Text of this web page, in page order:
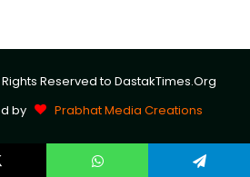
Reserved to DastakTimes.Org
by
Prabhat Media Creations